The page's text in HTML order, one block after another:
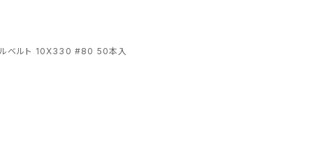
ベルト 10X330 #80 50本入